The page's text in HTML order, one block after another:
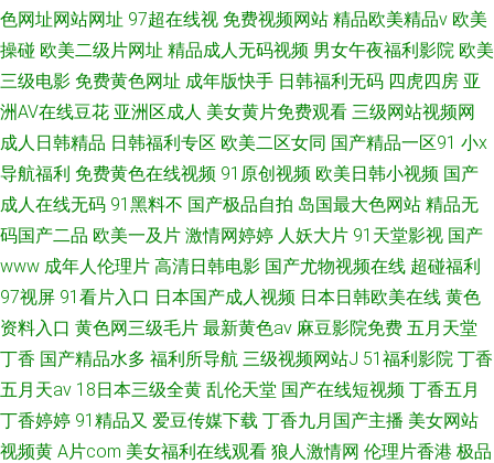
色网址网站网址 97超在线视 免费视频网站 精品欧美精品v 欧美
操碰 欧美二级片网址 精品成人无码视频 男女午夜福利影院 欧美
三级电影 免费黄色网址 成年版快手 日韩福利无码 四虎四房 亚
洲AV在线豆花 亚洲区成人 美女黄片免费观看 三级网站视频网
成人日韩精品 日韩福利专区 欧美二区女同 国产精品一区91 小x
导航福利 免费黄色在线视频 91原创视频 欧美日韩小视频 国产
成人在线无码 91黑料不 国产极品自拍 岛国最大色网站 精品无
码国产二品 欧美一及片 激情网婷婷 人妖大片 91天堂影视 国产
www 成年人伦理片 高清日韩电影 国产尤物视频在线 超碰福利
97视屏 91看片入口 日本国产成人视频 日本日韩欧美在线 黄色
资料入口 黄色网三级毛片 最新黄色av 麻豆影院免费 五月天堂
丁香 国产精品水多 福利所导航 三级视频网站J 51福利影院 丁香
五月天av 18日本三级全黄 乱伦天堂 国产在线短视频 丁香五月
丁香婷婷 91精品又 爱豆传媒下载 丁香九月国产主播 美女网站
视频黄 A片com 美女福利在线观看 狼人激情网 伦理片香港 极品